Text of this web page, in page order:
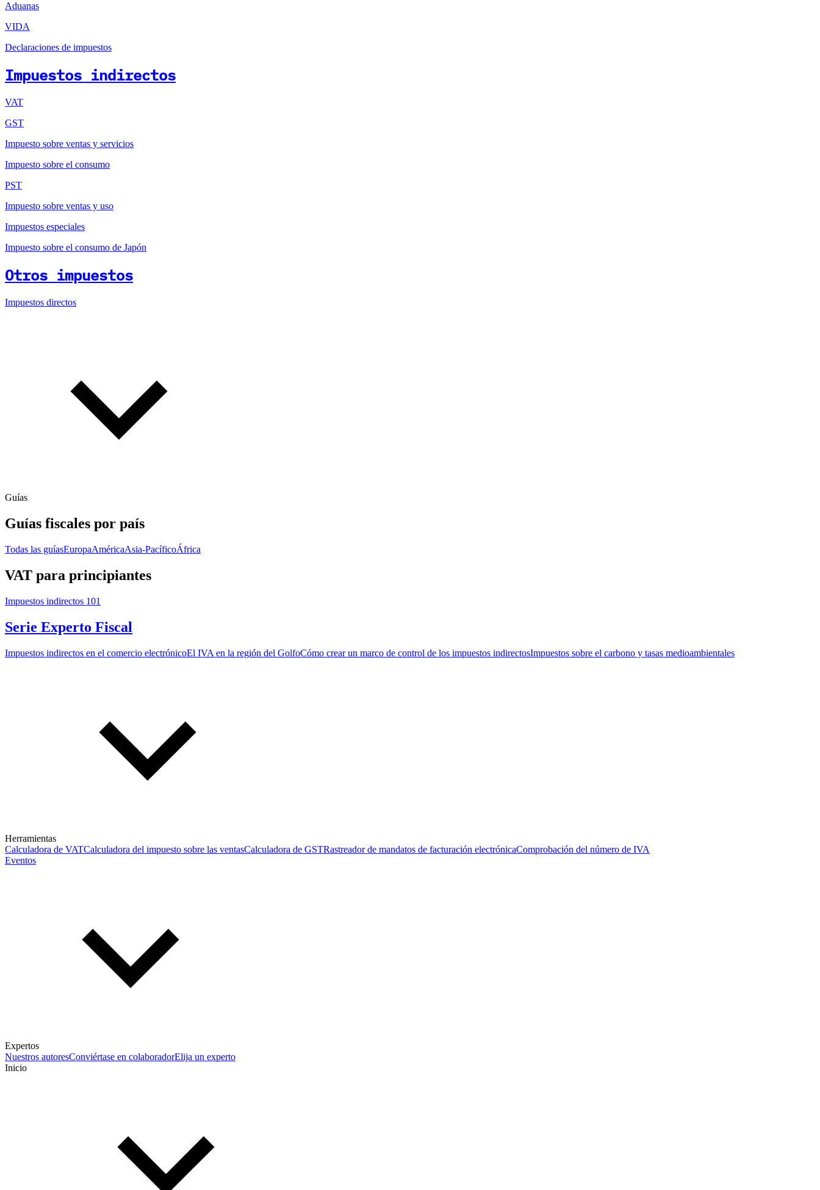
Aduanas
VIDA
Declaraciones de impuestos
Impuestos indirectos
VAT
GST
Impuesto sobre ventas y servicios
Impuesto sobre el consumo
PST
Impuesto sobre ventas y uso
Impuestos especiales
Impuesto sobre el consumo de Japón
Otros impuestos
Impuestos directos
Guías
Guías fiscales por país
Todas las guíasEuropaAméricaAsia-PacíficoÁfrica
VAT para principiantes
Impuestos indirectos 101
Serie Experto Fiscal
Impuestos indirectos en el comercio electrónicoEl IVA en la región del GolfoCómo crear un marco de control de los impuestos indirectosImpuestos sobre el carbono y tasas medioambientales
Herramientas
Calculadora de VATCalculadora del impuesto sobre las ventasCalculadora de GSTRastreador de mandatos de facturación electrónicaComprobación del número de IVA
Eventos
Expertos
Nuestros autoresConviértase en colaboradorElija un experto
Inicio